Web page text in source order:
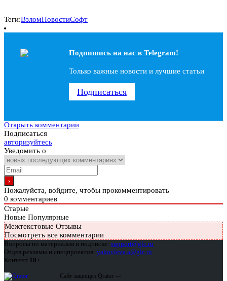
Теги:ВзломНовостиСофт
Подпишись на наc в Telegram!
Только важные новости и лучшие статьи
Подписаться
Открыть комментарии
Подписаться
авторизуйтесь
Уведомить о
Пожалуйста, войдите, чтобы прокомментировать
0 комментариев
Старые
Новые Популярные
Межтекстовые Отзывы
Посмотреть все комментарии
Вопросы по материалам и подписке: support@glc.ru
Отдел рекламы и спецпроектов: yakovleva.a@glc.ru
Контент 18+
Сайт защищен Qrator —